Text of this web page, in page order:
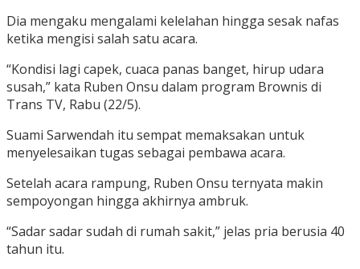
Dia mengaku mengalami kelelahan hingga sesak nafas
ketika mengisi salah satu acara.
“Kondisi lagi capek, cuaca panas banget, hirup udara
susah,” kata Ruben Onsu dalam program Brownis di
Trans TV, Rabu (22/5).
Suami Sarwendah itu sempat memaksakan untuk
menyelesaikan tugas sebagai pembawa acara.
Setelah acara rampung, Ruben Onsu ternyata makin
sempoyongan hingga akhirnya ambruk.
“Sadar sadar sudah di rumah sakit,” jelas pria berusia 40
tahun itu.